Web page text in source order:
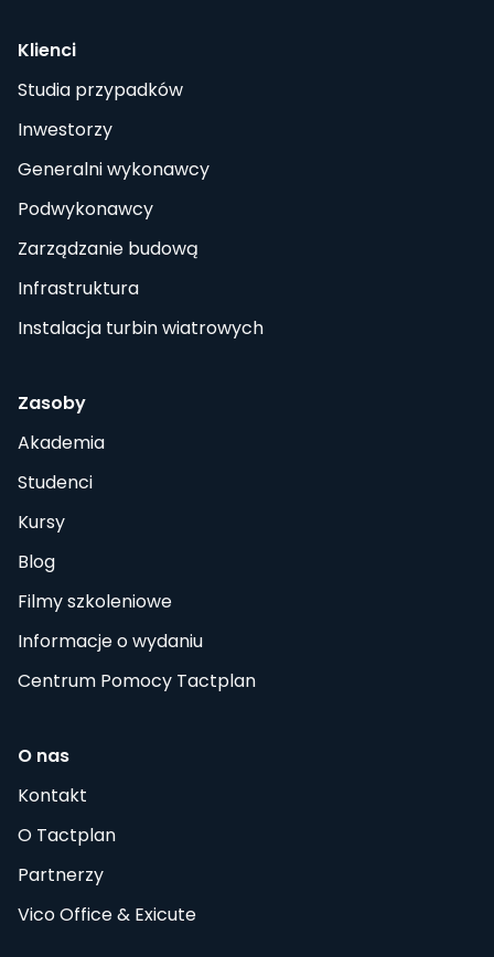
Klienci
Studia przypadków
Inwestorzy
Generalni wykonawcy
Podwykonawcy
Zarządzanie budową
Infrastruktura
Instalacja turbin wiatrowych
Zasoby
Akademia
Studenci
Kursy
Blog
Filmy szkoleniowe
Informacje o wydaniu
Centrum Pomocy Tactplan
O nas
Kontakt
O Tactplan
Partnerzy
Vico Office & Exicute